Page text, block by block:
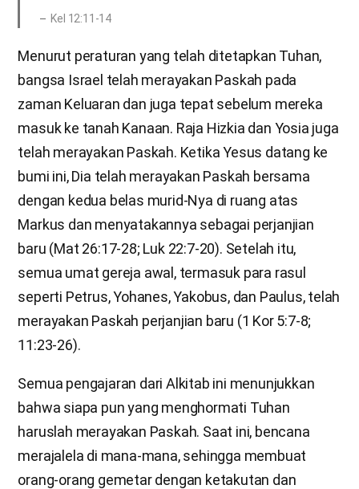
Kel 12:11-14
Menurut peraturan yang telah ditetapkan Tuhan,
bangsa Israel telah merayakan Paskah pada
zaman Keluaran dan juga tepat sebelum mereka
masuk ke tanah Kanaan. Raja Hizkia dan Yosia juga
telah merayakan Paskah. Ketika Yesus datang ke
bumi ini, Dia telah merayakan Paskah bersama
dengan kedua belas murid-Nya di ruang atas
Markus dan menyatakannya sebagai perjanjian
baru (Mat 26:17-28; Luk 22:7-20). Setelah itu,
semua umat gereja awal, termasuk para rasul
seperti Petrus, Yohanes, Yakobus, dan Paulus, telah
merayakan Paskah perjanjian baru (1 Kor 5:7-8;
11:23-26).
Semua pengajaran dari Alkitab ini menunjukkan
bahwa siapa pun yang menghormati Tuhan
haruslah merayakan Paskah. Saat ini, bencana
merajalela di mana-mana, sehingga membuat
orang-orang gemetar dengan ketakutan dan